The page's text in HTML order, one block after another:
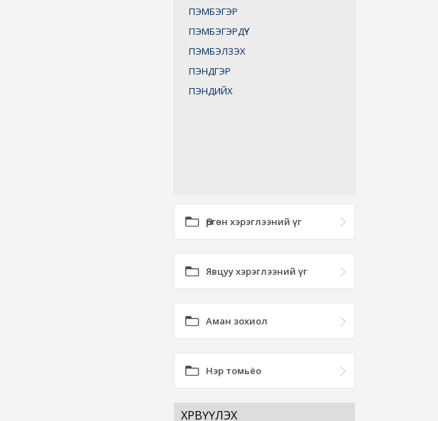
ПЭМБЭГЭР
ПЭМБЭГЭРДҮҮ
ПЭМБЭЛЗЭХ
ПЭНДГЭР
ПЭНДИЙХ
Өргөн хэрэглээний үг
Явцуу хэрэглээний үг
Аман зохиол
Нэр томьёо
ХӨРВҮҮЛЭХ